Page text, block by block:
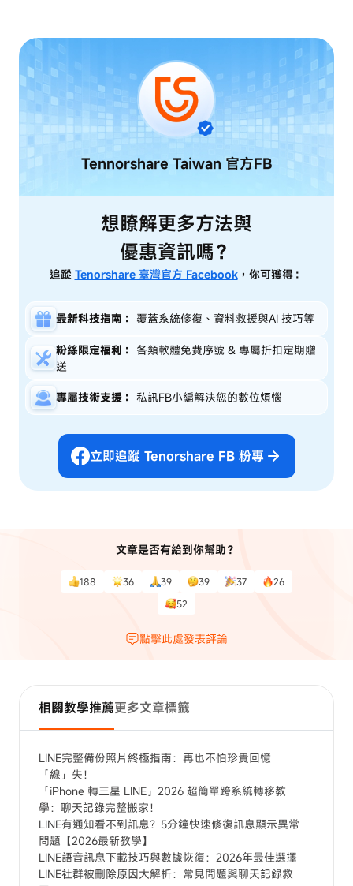
Tennorshare Taiwan 官方FB
想瞭解更多方法與
優惠資訊嗎？
追蹤 Tenorshare 臺灣官方 Facebook，你可獲得：
最新科技指南： 覆蓋系統修復、資料救援與AI 技巧等
粉絲限定福利： 各類軟體免費序號 & 專屬折扣定期贈
送
專屬技術支援： 私訊FB小編解決您的數位煩惱
立即追蹤 Tenorshare FB 粉專
文章是否有給到你幫助？
188 36 39 39 37
26
52
點擊此處發表評論
相關教學推薦更多文章標籤
LINE完整備份照片終極指南：再也不怕珍貴回憶
「線」失！
「iPhone 轉三星 LINE」2026 超簡單跨系統轉移教
學：聊天記錄完整搬家！
LINE有通知看不到訊息？5分鐘快速修復訊息顯示異常
問題【2026最新教學】
LINE語音訊息下載技巧與數據恢復：2026年最佳選擇
LINE社群被刪除原因大解析：常見問題與聊天記錄救